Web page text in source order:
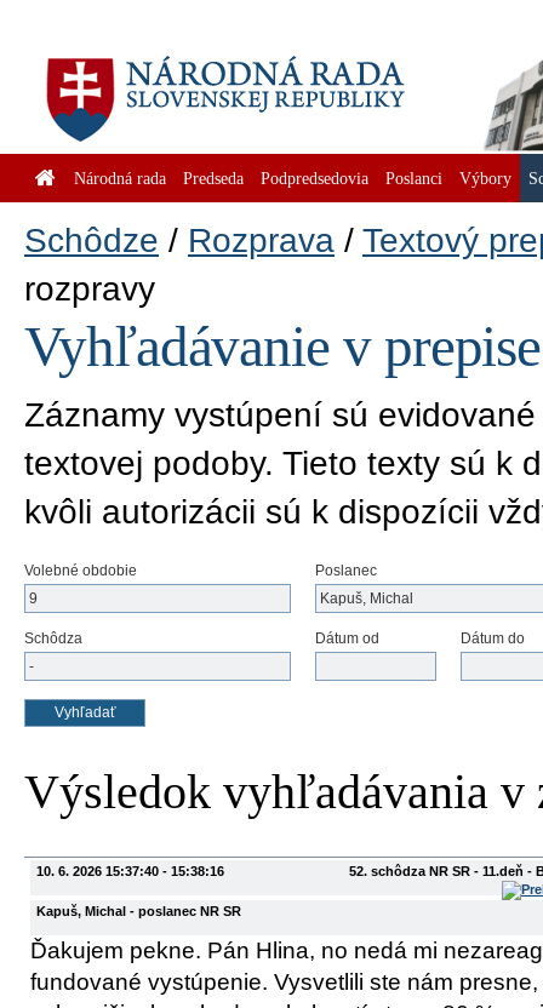
Národná rada Predseda Podpredsedovia Poslanci Výbory
Schôdze Rozprava
Textový
rozpravy
Vyhľadávanie v
Záznamy vystúpení sú
textovej podoby. Tieto texty sú k
kvôli autorizácii sú k dispozícii
Volebné obdobie Poslanec
Schôdza Dátum od Dátum do
Výsledok vyhľadávania v
10. 6. 2026 15:37:40 - 15:38:16 52. schôdza NR SR - 11.deň
Kapuš, Michal - poslanec NR SR
Ďakujem pekne. Pán Hlina, no nedá mi
fundované vystúpenie. Vysvetlili ste nám